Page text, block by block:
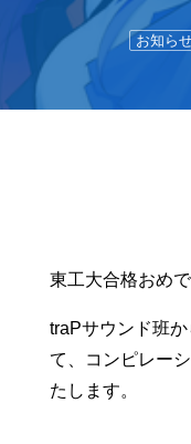
お知ら
東工大合格おめ
traPサウンド班
て、コンピレー
たします。